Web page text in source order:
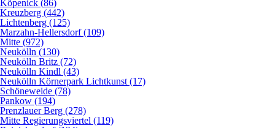
Köpenick (86)
Kreuzberg (442)
Lichtenberg (125)
Marzahn-Hellersdorf (109)
Mitte (972)
Neukölln (130)
Neukölln Britz (72)
Neukölln Kindl (43)
Neukölln Körnerpark Lichtkunst (17)
Schöneweide (78)
Pankow (194)
Prenzlauer Berg (278)
Mitte Regierungsviertel (119)